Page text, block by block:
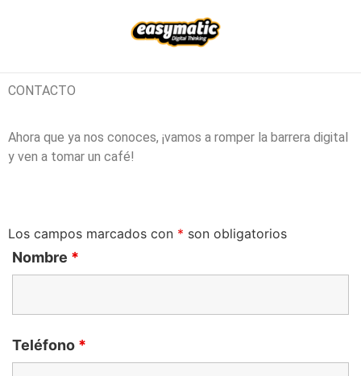
CONTACTO
Ahora que ya nos conoces, ¡vamos a romper la barrera digital
y ven a tomar un café!
Los campos marcados con * son obligatorios
Nombre *
Teléfono *